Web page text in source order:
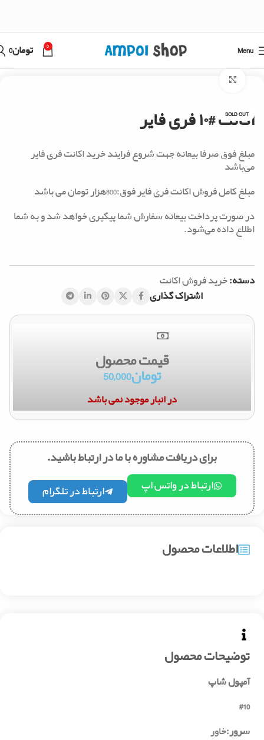
Menu
0 تومان0
SOLD OUT
اکانت #۱۰ فری فایر
مبلغ فوق صرفا بیعانه جهت شروع فرایند خرید اکانت فری فایر
می‌باشد
مبلغ کامل فروش اکانت فری فایر فوق:800هزار تومان می باشد
در صورت پرداخت بیعانه سفارش شما پیگیری خواهد شد و به شما
اطلاع داده می‌شود.
دسته:خرید فروش اکانت
اشتراک گذاری
قیمت محصول
تومان50,000
در انبار موجود نمی باشد
برای دریافت مشاوره با ما در ارتباط باشید.
ارتباط در واتس اپ ارتباط در تلگرام
توضیحات محصول
آمپول شاپ
#10
سرور:خاور
اطلاعات محصول